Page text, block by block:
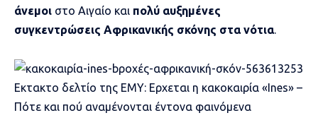
άνεμοι στο Αιγαίο και πολύ αυξημένες
συγκεντρώσεις Αφρικανικής σκόνης στα νότια
Εκτακτο δελτίο της ΕΜΥ: Ερχεται η κακοκαιρία «Ines» –
Πότε και πού αναμένονται έντονα φαινόμενα